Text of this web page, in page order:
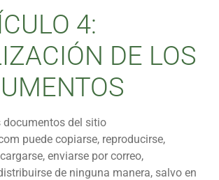
4:
DE LOS
documentos del sitio
puede copiarse, reproducirse,
enviarse por correo,
de ninguna manera, salvo en